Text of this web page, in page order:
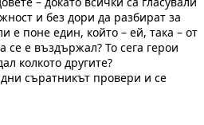
и без дори да разбират за
е поне един, който – ей, така – от
се е въздържал? То сега герои
колкото другите?
съратникът провери и се